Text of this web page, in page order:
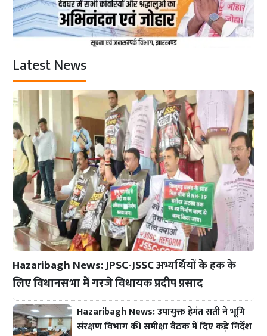
Latest News
Hazaribagh News: JPSC-JSSC अभ्यर्थियों के हक के
लिए विधानसभा में गरजे विधायक प्रदीप प्रसाद
Hazaribagh News: उपायुक्त हेमंत सती ने भूमि
संरक्षण विभाग की समीक्षा बैठक में दिए कड़े निर्देश